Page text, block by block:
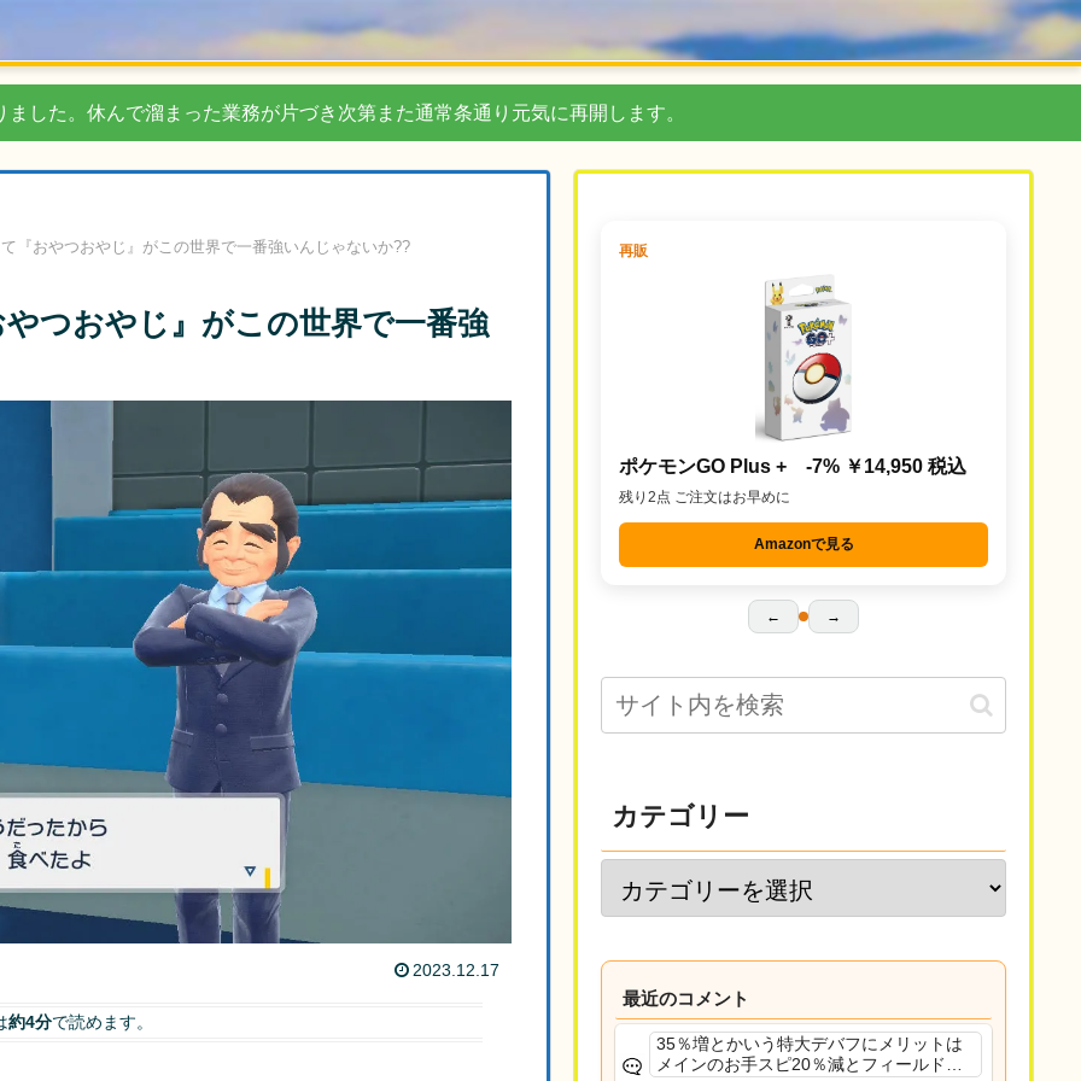
ました。休んで溜まった業務が片づき次第また通常条通り元気に再開します。
『おやつおやじ』がこの世界で一番強いんじゃないか??
つおやじ』がこの世界で一番強
2023.12.17
約4分で読めます。
再販
ポケモンGO Plus + -7% ￥14,950 税込
残り2点 ご注文はお早めに
Amazonで見る
← →
カテゴリー
最近のコメント
35％増とかいう特大デバフにメリットは
メインのお手スピ20％減とフィールド効